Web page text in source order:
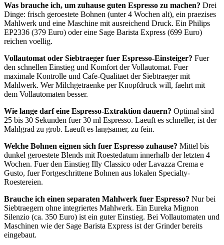
Was brauche ich, um zuhause guten Espresso zu machen? Drei
Dinge: frisch geroestete Bohnen (unter 4 Wochen alt), ein praezises
Mahlwerk und eine Maschine mit ausreichend Druck. Ein Philips
EP2336 (379 Euro) oder eine Sage Barista Express (699 Euro)
reichen voellig.
Vollautomat oder Siebtraeger fuer Espresso-Einsteiger? Fuer
den schnellen Einstieg und Komfort der Vollautomat. Fuer
maximale Kontrolle und Cafe-Qualitaet der Siebtraeger mit
Mahlwerk. Wer Milchgetraenke per Knopfdruck will, faehrt mit
dem Vollautomaten besser.
Wie lange darf eine Espresso-Extraktion dauern? Optimal sind
25 bis 30 Sekunden fuer 30 ml Espresso. Laeuft es schneller, ist der
Mahlgrad zu grob. Laeuft es langsamer, zu fein.
Welche Bohnen eignen sich fuer Espresso zuhause? Mittel bis
dunkel geroestete Blends mit Roestedatum innerhalb der letzten 4
Wochen. Fuer den Einstieg Illy Classico oder Lavazza Crema e
Gusto, fuer Fortgeschrittene Bohnen aus lokalen Specialty-
Roestereien.
Brauche ich einen separaten Mahlwerk fuer Espresso? Nur bei
Siebtraegern ohne integriertes Mahlwerk. Ein Eureka Mignon
Silenzio (ca. 350 Euro) ist ein guter Einstieg. Bei Vollautomaten und
Maschinen wie der Sage Barista Express ist der Grinder bereits
eingebaut.